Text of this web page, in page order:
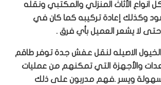
الأثاث المنزلي والمكتبي ونقله
وكذلك إعادة تركيبه كما كان في
لا يشعر العميل بأي فرق .
الاصيله لنقل عفش جدة توفر طاقم
والأجهزة التي تمكنهم من عمليات
ويسر .فهم مدربون على ذلك